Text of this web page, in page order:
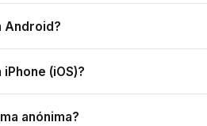
Android?
(iOS)?
anónima?